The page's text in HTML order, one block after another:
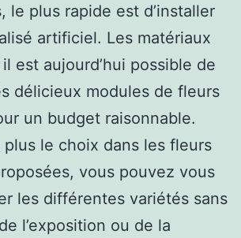
le plus rapide est d’installer
artificiel. Les matériaux
est aujourd’hui possible de
délicieux modules de fleurs
un budget raisonnable.
le choix dans les fleurs
vous pouvez vous
les différentes variétés sans
l’exposition ou de la